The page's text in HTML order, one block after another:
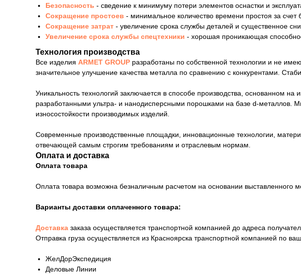
Безопасность - сведение к минимуму потери элементов оснастки и
Сокращение простоев - минимальное количество времени простоя за
Сокращение затрат - увеличение срока службы деталей и существенное
Увеличение срока службы спецтехники - хорошая проникающая
Технология производства
Все изделия ARMET GROUP разработаны по собственной технологии и не
значительное улучшение качества металла по сравнению с конкурентами.
Уникальность технологий заключается в способе производства, основанном
разработанными ультра- и нанодисперсными порошками на базе d-металлов.
износостойкости производимых изделий.
Современные производственные площадки, инновационные технологии,
отвечающей самым строгим требованиям и отраслевым нормам.
Оплата и доставка
Оплата товара
Оплата товара возможна безналичным расчетом на основании
Варианты доставки оплаченного товара:
Доставка заказа осуществляется транспортной компанией до адреса
Отправка груза осуществляется из Красноярска транспортной компанией по
ЖелДорЭкспедиция
Деловые Линии